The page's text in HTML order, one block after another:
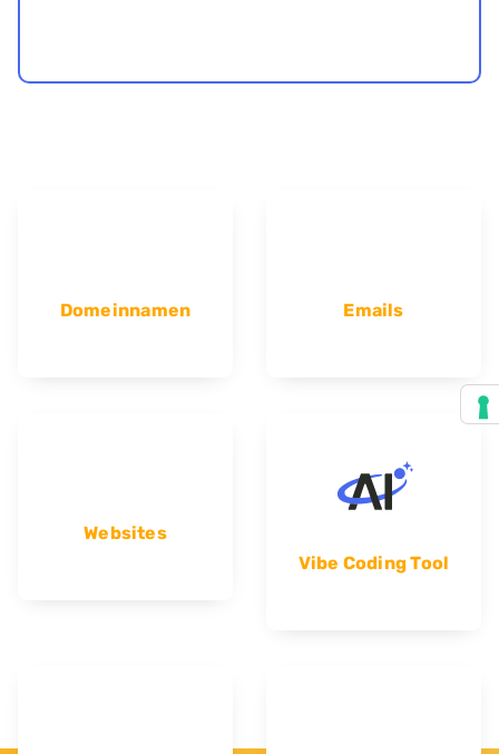
Domeinnamen Emails
Websites
Vibe Coding Tool